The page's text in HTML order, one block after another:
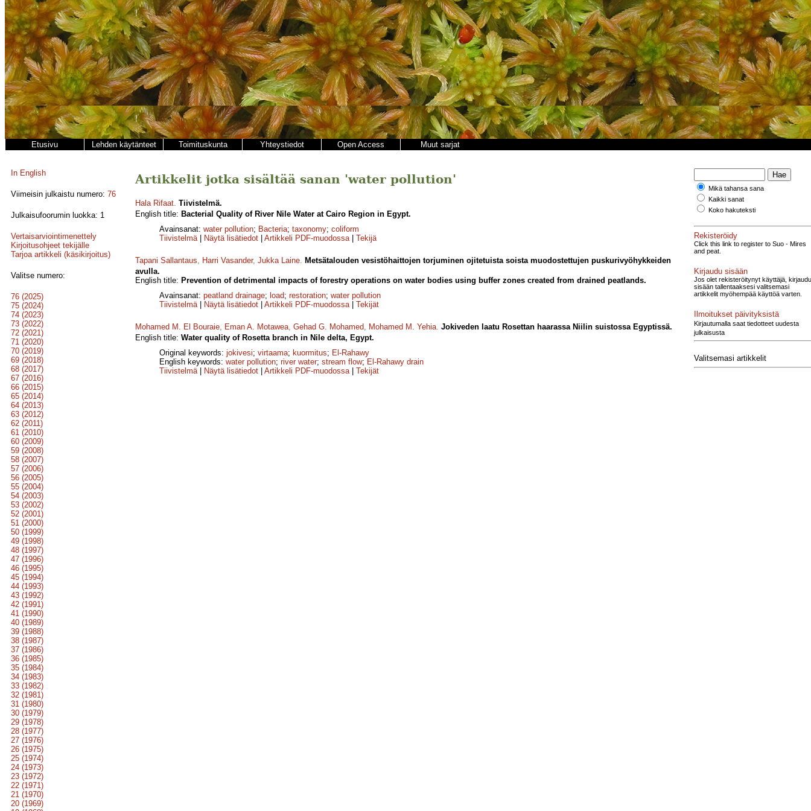
Etusivu Lehden käytänteet Toimituskunta Yhteystiedot Open Access Muut sarjat
In English
Viimeisin julkaistu numero: 76
Julkaisufoorumin luokka: 1
Vertaisarviointimenettely
Kirjoitusohjeet tekijälle
Tarjoa artikkeli (käsikirjoitus)
Valitse numero:
76 (2025)
75 (2024)
74 (2023)
73 (2022)
72 (2021)
71 (2020)
70 (2019)
69 (2018)
68 (2017)
67 (2016)
66 (2015)
65 (2014)
64 (2013)
63 (2012)
62 (2011)
61 (2010)
60 (2009)
59 (2008)
58 (2007)
57 (2006)
56 (2005)
55 (2004)
54 (2003)
53 (2002)
52 (2001)
51 (2000)
50 (1999)
49 (1998)
48 (1997)
47 (1996)
46 (1995)
45 (1994)
44 (1993)
43 (1992)
42 (1991)
41 (1990)
40 (1989)
39 (1988)
38 (1987)
37 (1986)
36 (1985)
35 (1984)
34 (1983)
33 (1982)
32 (1981)
31 (1980)
30 (1979)
29 (1978)
28 (1977)
27 (1976)
26 (1975)
25 (1974)
24 (1973)
23 (1972)
22 (1971)
21 (1970)
20 (1969)
Artikkelit jotka sisältää sanan 'water pollution'
Hala Rifaat. Tiivistelmä.
English title: Bacterial Quality of River Nile Water at Cairo Region in Egypt.
Avainsanat: water pollution; Bacteria; taxonomy; coliform
Tiivistelmä| Näytä lisätiedot Artikkeli PDF-muodossa| Tekijä
Tapani Sallantaus, Harri Vasander, Jukka Laine. Metsätalouden vesistöhaittojen torjuminen ojitetuista soista muodostettujen puskurivyöhykkeiden
avulla.
English title: Prevention of detrimental impacts of forestry operations on water bodies using buffer zones created from drained peatlands.
Avainsanat: peatland drainage; load; restoration; water pollution
Tiivistelmä| Näytä lisätiedot Artikkeli PDF-muodossa| Tekijät
Mohamed M. El Bouraie, Eman A. Motawea, Gehad G. Mohamed, Mohamed M. Yehia. Jokiveden laatu Rosettan haarassa Niilin suistossa Egyptissä.
English title: Water quality of Rosetta branch in Nile delta, Egypt.
Original keywords: jokivesi; virtaama; kuormitus; El-Rahawy
English keywords: water pollution; river water; stream flow; El-Rahawy drain
Tiivistelmä| Näytä lisätiedot Artikkeli PDF-muodossa| Tekijät
Mikä tahansa sana
Kaikki sanat
Koko hakuteksti
Rekisteröidy
Click this link to register to Suo - Mires
and peat.
Kirjaudu sisään
Jos olet rekisteröitynyt käyttäjä, kirjaudu
sisään tallentaaksesi valitsemasi
artikkelit myöhempää käyttöä varten.
Ilmoitukset päivityksistä
Kirjautumalla saat tiedotteet uudesta
julkaisusta
Valitsemasi artikkelit